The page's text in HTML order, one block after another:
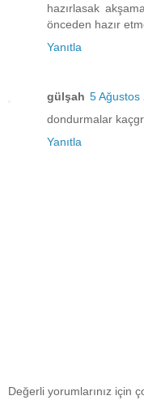
hazırlasak
önceden hazır
Yanıtla
gülşah 5 Ağustos
dondurmalar
Yanıtla
Değerli yorumlarınız için